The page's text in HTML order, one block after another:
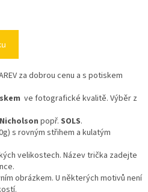
za dobrou cenu a s potiskem
ve fotografické kvalitě. Výběr z
popř. SOLS.
s rovným střihem a kulatým
velikostech. Název trička zadejte
obrázkem. U některých motivů není